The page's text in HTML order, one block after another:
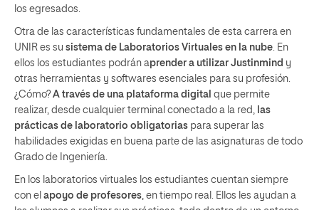
los egresados.
Otra de las características fundamentales de esta carrera en
UNIR es su sistema de Laboratorios Virtuales en la nube. En
ellos los estudiantes podrán aprender a utilizar Justinmind y
otras herramientas y softwares esenciales para su profesión.
¿Cómo? A través de una plataforma digital que permite
realizar, desde cualquier terminal conectado a la red, las
prácticas de laboratorio obligatorias para superar las
habilidades exigidas en buena parte de las asignaturas de todo
Grado de Ingeniería.
En los laboratorios virtuales los estudiantes cuentan siempre
con el apoyo de profesores, en tiempo real. Ellos les ayudan a